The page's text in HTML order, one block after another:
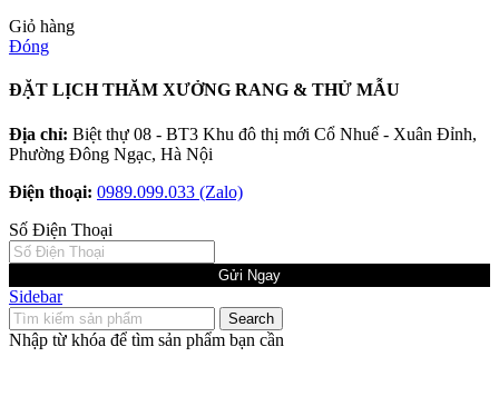
Giỏ hàng
Đóng
ĐẶT LỊCH THĂM XƯỞNG RANG & THỬ MẪU
Địa chỉ: Biệt thự 08 - BT3 Khu đô thị mới Cổ Nhuế - Xuân Đỉnh,
Phường Đông Ngạc, Hà Nội
Điện thoại: 0989.099.033 (Zalo)
Số Điện Thoại
Gửi Ngay
Sidebar
Search
Nhập từ khóa để tìm sản phẩm bạn cần